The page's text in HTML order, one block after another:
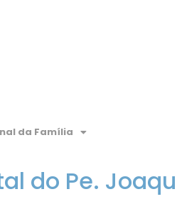
da Família
do Pe.